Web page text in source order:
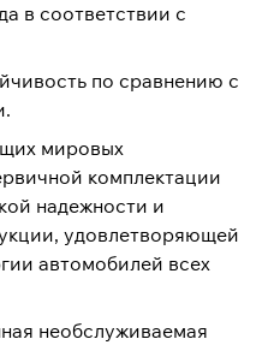
в соответствии с
по сравнению с
мировых
комплектации
надежности и
удовлетворяющей
автомобилей всех
необслуживаемая